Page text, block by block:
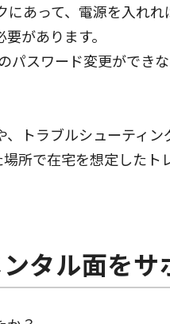
あって、電源を入れ
があります。
パスワード変更ができ
トラブルシューティ
所で在宅を想定したト
タル面をサ